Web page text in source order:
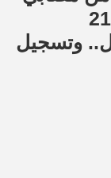
فيروس كورونا المستجد إلى 21
وتسجيل